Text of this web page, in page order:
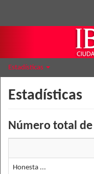
Estadísticas
Estadísticas
Número total
Honesta ...